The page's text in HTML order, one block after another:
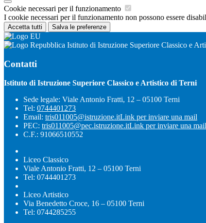
Cookie necessari per il funzionamento
I cookie necessari per il funzionamento non possono essere
Accetta tutti Salva le preferenze
Istituto di Istruzione Superiore Classico e
Contatti
Istituto di Istruzione Superiore Classico e Artistico di Terni
Sede legale: Viale Antonio Fratti, 12 – 05100 Terni
Tel: 0744401273
Email: tris011005@istruzione.itLink per inviare una mail
PEC: tris011005@pec.istruzione.itLink per inviare una mail
C.F.: 91066510552
Liceo Classico
Viale Antonio Fratti, 12 – 05100 Terni
Tel: 0744401273
Liceo Artistico
Via Benedetto Croce, 16 – 05100 Terni
Tel: 0744285255